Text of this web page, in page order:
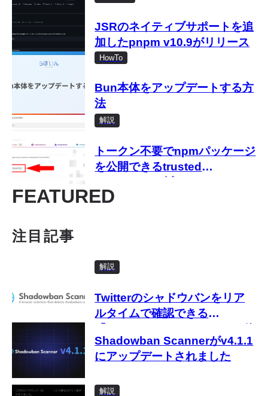
JSRのネイティブサポートを追
加したpnpm v10.9がリリース
HowTo
Bun本体をアップデートする方
法
解説
トークン不要でnpmパッケージ
を公開できるtrusted
FEATURED
注目記事
解説
Twitterのシャドウバンをリア
ルタイムで確認できる
い方
Shadowban Scannerがv4.1.1
にアップデートされました
解説